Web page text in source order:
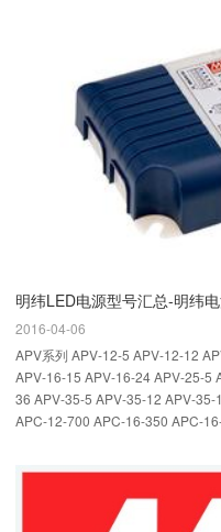
明纬LED电源型号汇总-明纬
2016-04-06
APV系列 APV-12-5 APV-12-12
APV-16-15 APV-16-24 APV-25-5
36 APV-35-5 APV-35-12 APV-
APC-12-700 APC-16-350 APC-